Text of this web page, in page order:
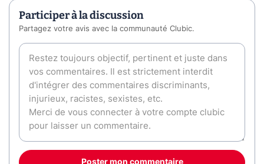
Participer à la discussion
Partagez votre avis avec la communauté Clubic.
Poster mon commentaire